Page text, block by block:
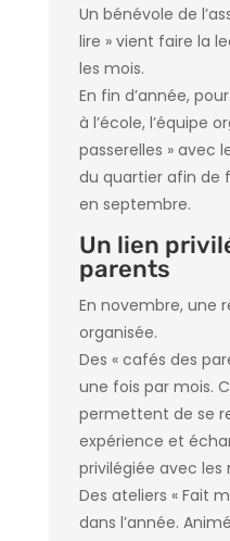
Un bénévole de
lire » vient faire la
les mois.
En fin d’année,
à l’école, l’équipe
passerelles » avec
du quartier afin de
en septembre.
Un lien
parents
En novembre, une
organisée.
Des « cafés des
une fois par mois.
permettent de se
expérience et
privilégiée avec les
Des ateliers « Fait
dans l’année.